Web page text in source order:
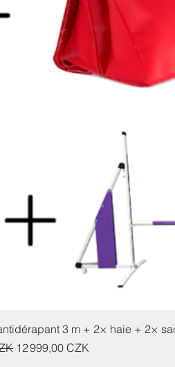
rapide
3 m + 2× haie + 2×
Prix promotionnel
12 999,00 CZK